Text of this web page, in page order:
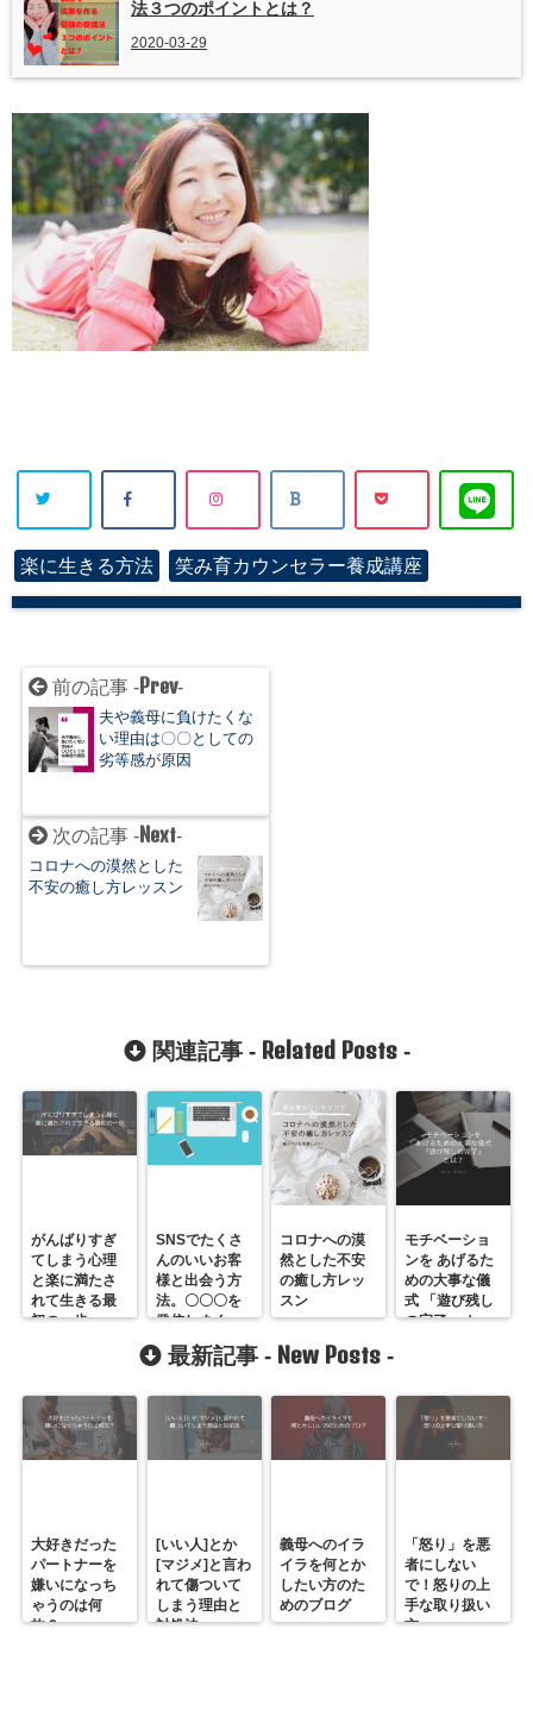
法３つのポイントとは？
2020-03-29
楽に生きる方法 笑み育カウンセラー養成講座
前の記事 -Prev-
夫や義母に負けたくな
い理由は〇〇としての
劣等感が原因
次の記事 -Next-
コロナへの漠然とした
不安の癒し方レッスン
関連記事 - Related Posts-
がんばりすぎ
てしまう心理
と楽に満たさ
れて生きる最
初の一歩
SNSでたくさ
んのいいお客
様と出会う方
法。〇〇〇を
発信しまく
コロナへの漠
然とした不安
の癒し方レッ
スン
モチベーショ
ンを あげるた
めの大事な儀
式 「遊び残し
の完了」 と
最新記事 - New Posts -
大好きだった
パートナーを
嫌いになっち
ゃうのは何
故？
[いい人]とか
[マジメ]と言わ
れて傷ついて
しまう理由と
対処法
義母へのイラ
イラを何とか
したい方のた
めのブログ
「怒り」を悪
者にしない
で！怒りの上
手な取り扱い
方